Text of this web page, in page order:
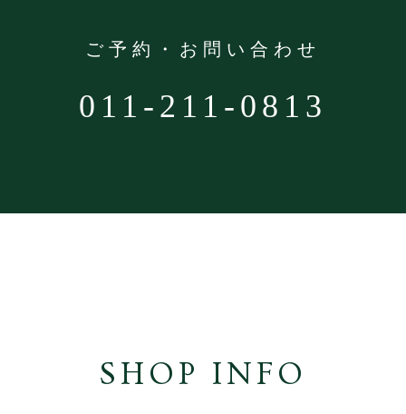
ご予約・お問い合わせ
011-211-0813
SHOP INFO